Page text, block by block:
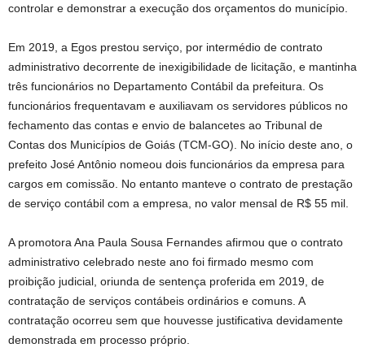
controlar e demonstrar a execução dos orçamentos do município.
Em 2019, a Egos prestou serviço, por intermédio de contrato
administrativo decorrente de inexigibilidade de licitação, e mantinha
três funcionários no Departamento Contábil da prefeitura. Os
funcionários frequentavam e auxiliavam os servidores públicos no
fechamento das contas e envio de balancetes ao Tribunal de
Contas dos Municípios de Goiás (TCM-GO). No início deste ano, o
prefeito José Antônio nomeou dois funcionários da empresa para
cargos em comissão. No entanto manteve o contrato de prestação
de serviço contábil com a empresa, no valor mensal de R$ 55 mil.
A promotora Ana Paula Sousa Fernandes afirmou que o contrato
administrativo celebrado neste ano foi firmado mesmo com
proibição judicial, oriunda de sentença proferida em 2019, de
contratação de serviços contábeis ordinários e comuns. A
contratação ocorreu sem que houvesse justificativa devidamente
demonstrada em processo próprio.